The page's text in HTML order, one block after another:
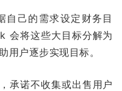
自己的需求设定财务目
会将这些大目标分解为
用户逐步实现目标。
承诺不收集或出售用户